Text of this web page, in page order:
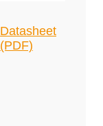
Datasheet
(PDF)